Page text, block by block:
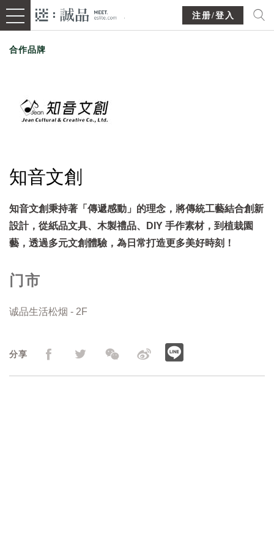
注册/登入
合作品牌
知音文創
知音文創秉持著「傳遞感動」的理念，將傳統工藝結合創新
設計，從紙品文具、木製禮品、DIY 手作素材，到植栽園
藝，透過多元文創體驗，為日常打造更多美好時刻！
分享
门市
诚品生活松烟 - 2F